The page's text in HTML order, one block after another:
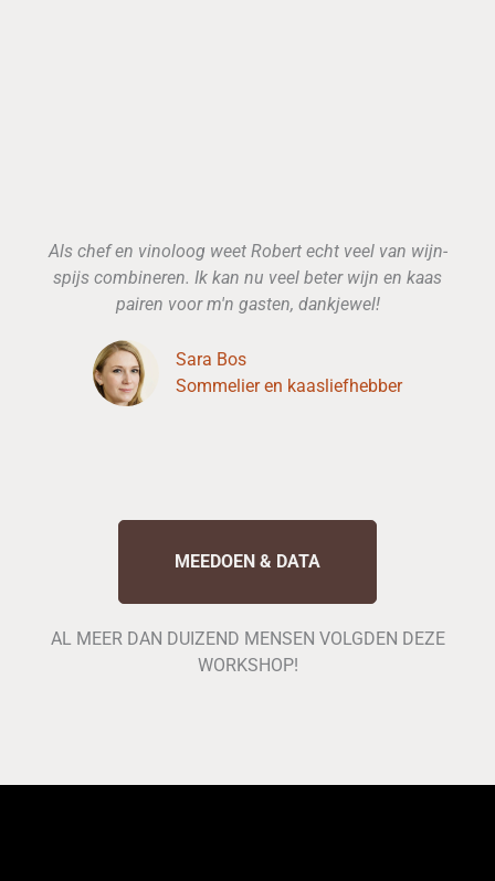
Als chef en vinoloog weet Robert echt veel van wijn-
spijs combineren. Ik kan nu veel beter wijn en kaas
pairen voor m'n gasten, dankjewel!
Sara Bos
Sommelier en kaasliefhebber
MEEDOEN & DATA
AL MEER DAN DUIZEND MENSEN VOLGDEN DEZE
WORKSHOP!